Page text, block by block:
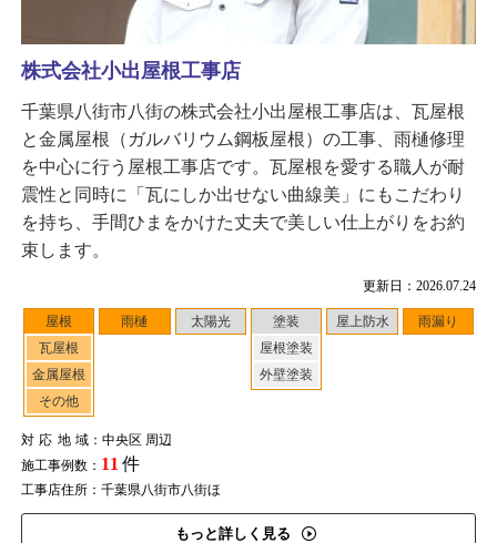
更新日：2026.07.24
屋根
瓦屋根
金属屋根
その他
雨樋 太陽光
塗装
屋根塗装
外壁塗装
屋上防水 雨漏り
対応地域：中央区 周辺
施工事例数： 11 件
工事店住所：千葉県八街市八街ほ
もっと詳しく見る
株式会社小出屋根工事店
千葉県八街市八街の株式会社小出屋根工事店は、瓦屋根
と金属屋根（ガルバリウム鋼板屋根）の工事、雨樋修理
を中心に行う屋根工事店です。瓦屋根を愛する職人が耐
震性と同時に「瓦にしか出せない曲線美」にもこだわり
を持ち、手間ひまをかけた丈夫で美しい仕上がりをお約
束します。